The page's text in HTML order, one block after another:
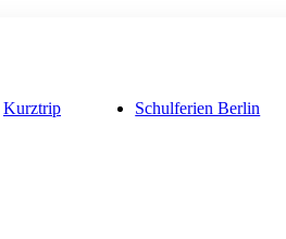
Kurztrip Schulferien Berlin